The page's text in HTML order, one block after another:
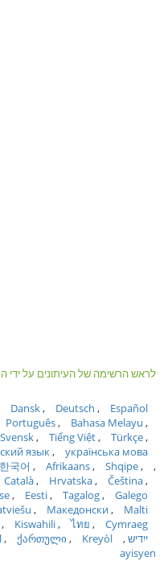
לראש הרשימה של העיתונים על ידי
Dansk Deutsch
Español
Português
Bahasa Melayu
Svensk Tiếng Việt
Türkçe
язык українська мова
한국어 Afrikaans
Shqipe
Català Hrvatska
Čeština
Eesti Tagalog Galego
Македонски Malti
Kiswahili ไทย
Cymraeg
ייִדיש
ქართული
Kreyòl
ayisyen